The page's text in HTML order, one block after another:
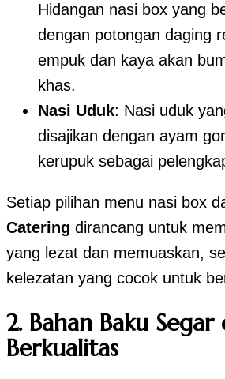
Hidangan nasi box yang
dengan potongan daging
empuk dan kaya akan
khas.
Nasi Uduk: Nasi uduk
disajikan dengan ayam
kerupuk sebagai
Setiap pilihan menu nasi box
Catering dirancang untuk
yang lezat dan memuaskan,
kelezatan yang cocok untuk
2. Bahan Baku Segar
Berkualitas